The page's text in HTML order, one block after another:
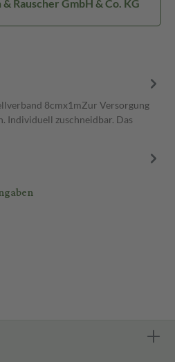
Rauscher GmbH & Co. KG
8cmx1mZur Versorgung
Individuell zuschneidbar. Das